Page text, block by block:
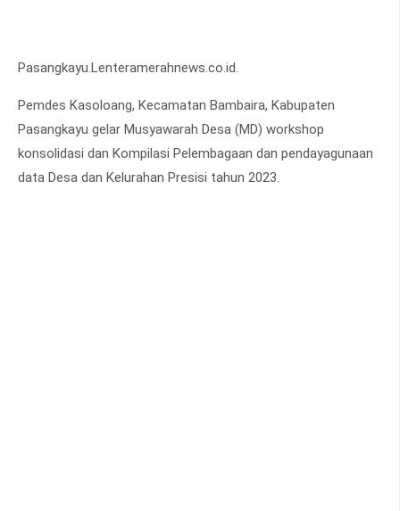
Pasangkayu.Lenteramerahnews.co.id.
Pemdes Kasoloang, Kecamatan Bambaira, Kabupaten
Pasangkayu gelar Musyawarah Desa (MD) workshop
konsolidasi dan Kompilasi Pelembagaan dan pendayagunaan
data Desa dan Kelurahan Presisi tahun 2023.